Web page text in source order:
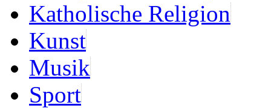
Katholische Religion
Kunst
Musik
Sport